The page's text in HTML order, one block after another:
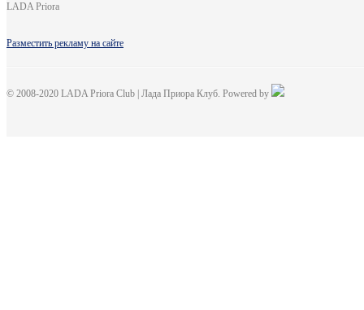
LADA Priora
Разместить рекламу на сайте
© 2008-2020 LADA Priora Club | Лада Приора Клуб. Powered by